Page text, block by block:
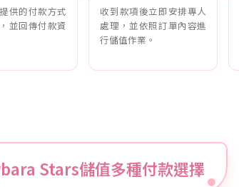
供的付款方式
並回傳付款資
收到款項後立即安排專人
處理，並依照訂單內容進
行儲值作業。
Stars儲值多種付款選擇